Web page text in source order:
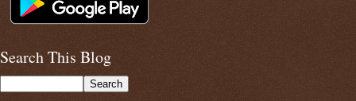
Search This Blog